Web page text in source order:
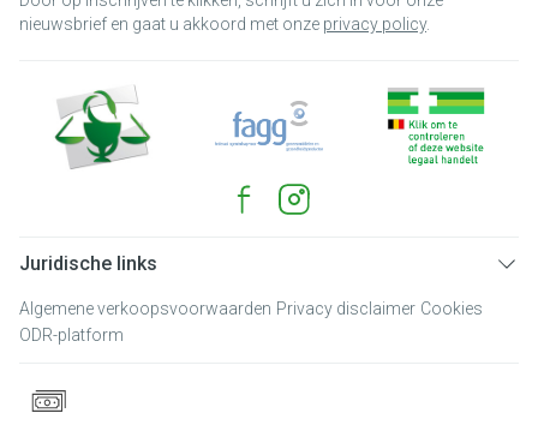
nieuwsbrief en gaat u akkoord met onze privacy policy.
Juridische links
Algemene verkoopsvoorwaarden Privacy disclaimer Cookies
ODR-platform